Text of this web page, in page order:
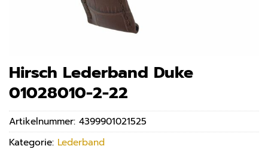
Hirsch Lederband Duke
01028010-2-22
Artikelnummer: 4399901021525
Kategorie: Lederband